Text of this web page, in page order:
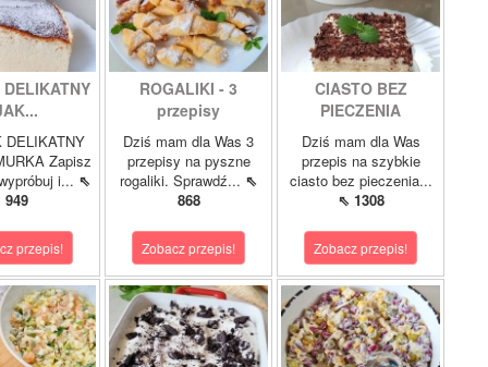
DELIKATNY
Zapisz
i... ⇖
949
przepis!
ROGALIKI - 3
przepisy
Dziś mam dla Was 3
przepisy na pyszne
rogaliki. Sprawdź... ⇖
868
Zobacz przepis!
CIASTO BEZ
PIECZENIA
Dziś mam dla Was
przepis na szybkie
ciasto bez pieczenia...
⇖ 1308
Zobacz przepis!